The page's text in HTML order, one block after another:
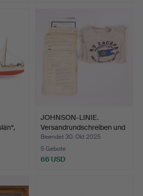
JOHNSON-LINIE.
Versandrundschreiben und
T-…
Beendet 30. Okt 2025
5 Gebote
66 USD